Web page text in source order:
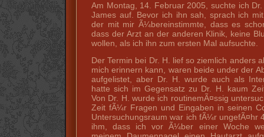
Am Montag, 14. Februar 2005, suchte ich
James auf. Bevor ich ihn sah, sprach ich
der mit mir Ã¼bereinstimmte, dass es
dass der Arzt an der anderen Klinik, keine
wollen, als ich ihn zum ersten Mal aufsuchte.
Der Termin bei Dr. H. lief so ziemlich anders
mich erinnern kann, waren beide under der
aufgelistet, aber Dr. H. wurde auch als
hatte sich im Gegensatz zu Dr. H. kaum
Von Dr. H. wurde ich routinemÃ¤ssig
Zeit fÃ¼r Fragen und Eingaben in seinen
Untersuchungsraum war ich fÃ¼r ungefÃ¤hr
ihm, dass ich vor Ã¼ber einer Woche